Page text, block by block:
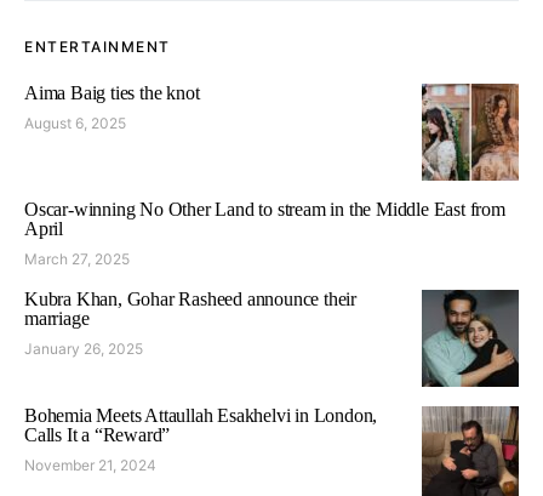
ENTERTAINMENT
Aima Baig ties the knot
August 6, 2025
Oscar-winning No Other Land to stream in the Middle East from
April
March 27, 2025
Kubra Khan, Gohar Rasheed announce their
marriage
January 26, 2025
Bohemia Meets Attaullah Esakhelvi in London,
Calls It a “Reward”
November 21, 2024